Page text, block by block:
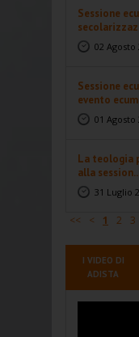
Sessione
02 Agosto
Sessione
evento
01 Agosto
La teologia
alla
31 Luglio
<< < 1 2 3
I VIDEO DI
ADISTA